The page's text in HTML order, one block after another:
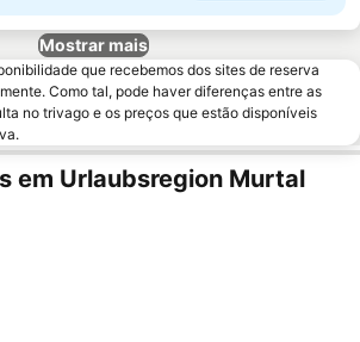
Mostrar mais
que recebemos dos sites de reserva
Como tal, pode haver diferenças entre as
no trivago e os preços que estão disponíveis
em Urlaubsregion Murtal